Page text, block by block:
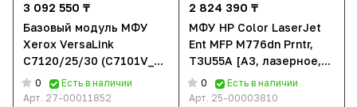
3 092 550 ₸
Базовый модуль МФУ
Xerox VersaLink
C7120/25/30 (C7101V_S)
Напольная
конфигурация с тумбой
0
Есть в наличии
Арт. 27-00011852
2 824 390 ₸
МФУ HP Color LaserJet
Ent MFP M776dn Prntr,
T3U55A [A3, лазерное,
цветное, 1200 x 1200
DPI, дуплекс, АПД,
0
Есть в наличии
Арт. 25-00003810